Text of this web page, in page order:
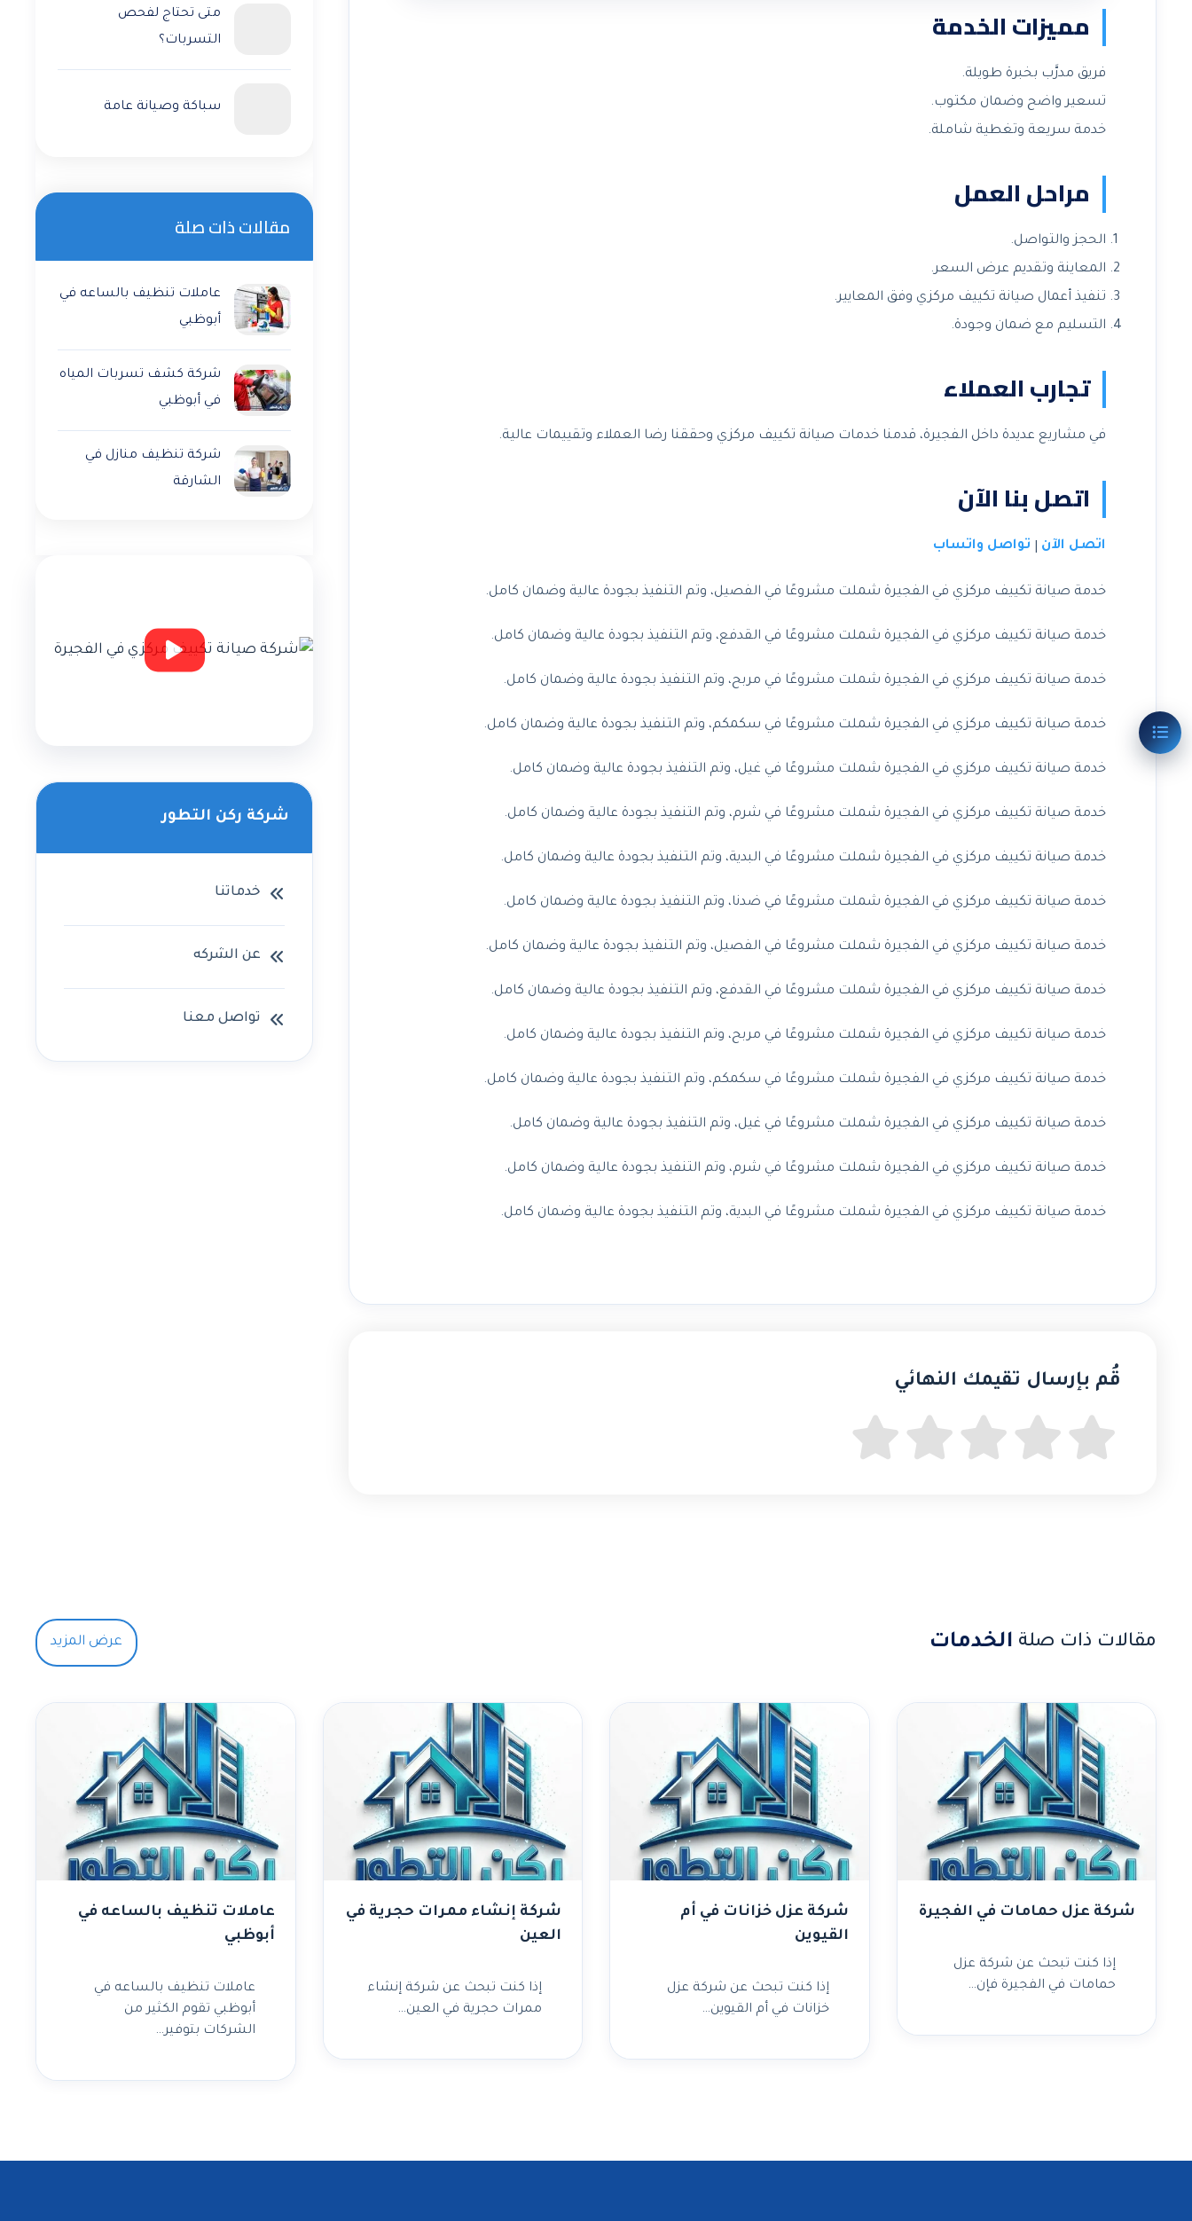
مميزات الخدمة
فريق مدرَّب بخبرة طويلة.
تسعير واضح وضمان مكتوب.
خدمة سريعة وتغطية شاملة.
مراحل العمل
الحجز والتواصل.
المعاينة وتقديم عرض السعر.
تنفيذ أعمال صيانة تكييف مركزي وفق المعايير.
التسليم مع ضمان وجودة.
تجارب العملاء
في مشاريع عديدة داخل الفجيرة، قدمنا خدمات صيانة تكييف مركزي وحققنا رضا العملاء وتقييمات عالية.
اتصل بنا الآن
اتصل الآن تواصل واتساب
خدمة صيانة تكييف مركزي في الفجيرة شملت مشروعًا في الفصيل، وتم التنفيذ بجودة عالية وضمان كامل.
خدمة صيانة تكييف مركزي في الفجيرة شملت مشروعًا في القدفع، وتم التنفيذ بجودة عالية وضمان كامل.
خدمة صيانة تكييف مركزي في الفجيرة شملت مشروعًا في مربح، وتم التنفيذ بجودة عالية وضمان كامل.
خدمة صيانة تكييف مركزي في الفجيرة شملت مشروعًا في سكمكم، وتم التنفيذ بجودة عالية وضمان كامل.
خدمة صيانة تكييف مركزي في الفجيرة شملت مشروعًا في غيل، وتم التنفيذ بجودة عالية وضمان كامل.
خدمة صيانة تكييف مركزي في الفجيرة شملت مشروعًا في شرم، وتم التنفيذ بجودة عالية وضمان كامل.
خدمة صيانة تكييف مركزي في الفجيرة شملت مشروعًا في البدية، وتم التنفيذ بجودة عالية وضمان كامل.
خدمة صيانة تكييف مركزي في الفجيرة شملت مشروعًا في ضدنا، وتم التنفيذ بجودة عالية وضمان كامل.
خدمة صيانة تكييف مركزي في الفجيرة شملت مشروعًا في الفصيل، وتم التنفيذ بجودة عالية وضمان كامل.
خدمة صيانة تكييف مركزي في الفجيرة شملت مشروعًا في القدفع، وتم التنفيذ بجودة عالية وضمان كامل.
خدمة صيانة تكييف مركزي في الفجيرة شملت مشروعًا في مربح، وتم التنفيذ بجودة عالية وضمان كامل.
خدمة صيانة تكييف مركزي في الفجيرة شملت مشروعًا في سكمكم، وتم التنفيذ بجودة عالية وضمان كامل.
خدمة صيانة تكييف مركزي في الفجيرة شملت مشروعًا في غيل، وتم التنفيذ بجودة عالية وضمان كامل.
خدمة صيانة تكييف مركزي في الفجيرة شملت مشروعًا في شرم، وتم التنفيذ بجودة عالية وضمان كامل.
خدمة صيانة تكييف مركزي في الفجيرة شملت مشروعًا في البدية، وتم التنفيذ بجودة عالية وضمان كامل.
قُم بإرسال تقيمك النهائي
متى تحتاج لفحص
التسربات؟
سباكة وصيانة عامة
مقالات ذات صلة
عاملات تنظيف بالساعه في
أبوظبي
شركة كشف تسربات المياه
في أبوظبي
شركة تنظيف منازل في
الشارقة
شركة ركن التطور
خدماتنا
عن الشركه
تواصل معنا
مقالات ذات صلة الخدمات عرض المزيد
شركة عزل حمامات في الفجيرة
إذا كنت تبحث عن شركة عزل
حمامات في الفجيرة فإن…
شركة عزل خزانات في أم
القيوين
إذا كنت تبحث عن شركة عزل
خزانات في أم القيوين…
شركة إنشاء ممرات حجرية في
العين
إذا كنت تبحث عن شركة إنشاء
ممرات حجرية في العين…
عاملات تنظيف بالساعه في
أبوظبي
عاملات تنظيف بالساعه في
أبوظبي تقوم الكثير من
الشركات بتوفير…